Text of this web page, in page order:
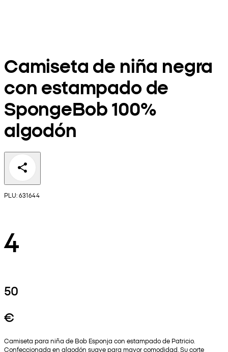
Camiseta de niña negra
con estampado de
SpongeBob 100%
algodón
PLU: 631644
4
50
€
Camiseta para niña de Bob Esponja con estampado de Patricio.
Confeccionada en algodón suave para mayor comodidad. Su corte